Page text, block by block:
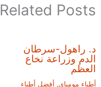
Related Posts
د. راهول-سرطان
الدم وزراعة نخاع
العظم
أطباء مومباي, أفضل أطباء